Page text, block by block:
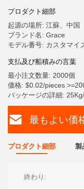
プロダクト細部
起源の場所: 江蘇、中国
ブランド名: Grace
モデル番号: カスタマイ
支払及び船積みの言葉
最小注文数量: 2000個
価格: $0.02/pieces
パッケージの詳細:
最もよい価
プロダクト細部 製
終わり: